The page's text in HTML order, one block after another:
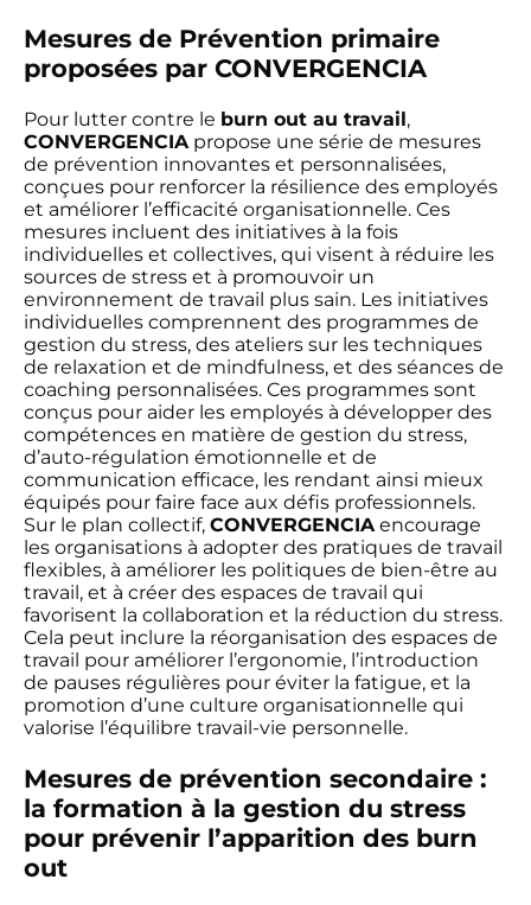
Mesures de Prévention primaire
proposées par CONVERGENCIA
Pour lutter contre le burn out au travail,
CONVERGENCIA propose une série de mesures
de prévention innovantes et personnalisées,
conçues pour renforcer la résilience des employés
et améliorer l’efficacité organisationnelle. Ces
mesures incluent des initiatives à la fois
individuelles et collectives, qui visent à réduire les
sources de stress et à promouvoir un
environnement de travail plus sain. Les initiatives
individuelles comprennent des programmes de
gestion du stress, des ateliers sur les techniques
de relaxation et de mindfulness, et des séances de
coaching personnalisées. Ces programmes sont
conçus pour aider les employés à développer des
compétences en matière de gestion du stress,
d’auto-régulation émotionnelle et de
communication efficace, les rendant ainsi mieux
équipés pour faire face aux défis professionnels.
Sur le plan collectif, CONVERGENCIA encourage
les organisations à adopter des pratiques de travail
flexibles, à améliorer les politiques de bien-être au
travail, et à créer des espaces de travail qui
favorisent la collaboration et la réduction du stress.
Cela peut inclure la réorganisation des espaces de
travail pour améliorer l’ergonomie, l’introduction
de pauses régulières pour éviter la fatigue, et la
promotion d’une culture organisationnelle qui
valorise l’équilibre travail-vie personnelle.
Mesures de prévention secondaire :
la formation à la gestion du stress
pour prévenir l’apparition des burn
out